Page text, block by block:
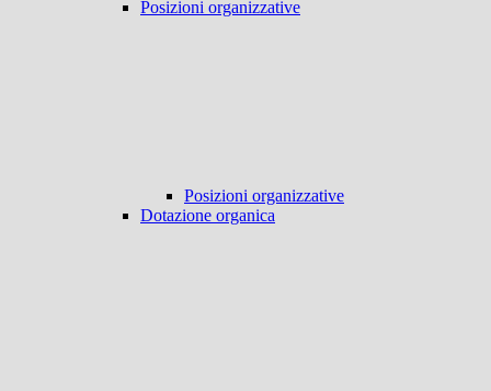
Posizioni organizzative
Posizioni organizzative
Dotazione organica